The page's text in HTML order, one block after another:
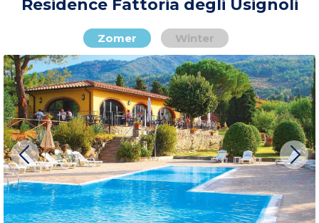
Residence Fattoria degli Usignoli
Zomer Winter